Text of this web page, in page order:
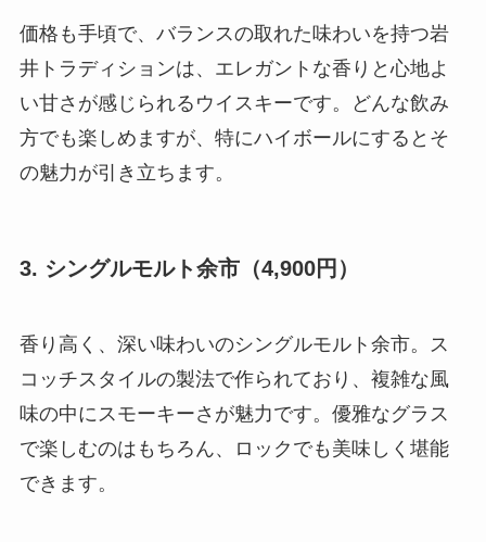
価格も手頃で、バランスの取れた味わいを持つ岩
井トラディションは、エレガントな香りと心地よ
い甘さが感じられるウイスキーです。どんな飲み
方でも楽しめますが、特にハイボールにするとそ
の魅力が引き立ちます。
3. シングルモルト余市（4,900円）
香り高く、深い味わいのシングルモルト余市。ス
コッチスタイルの製法で作られており、複雑な風
味の中にスモーキーさが魅力です。優雅なグラス
で楽しむのはもちろん、ロックでも美味しく堪能
できます。